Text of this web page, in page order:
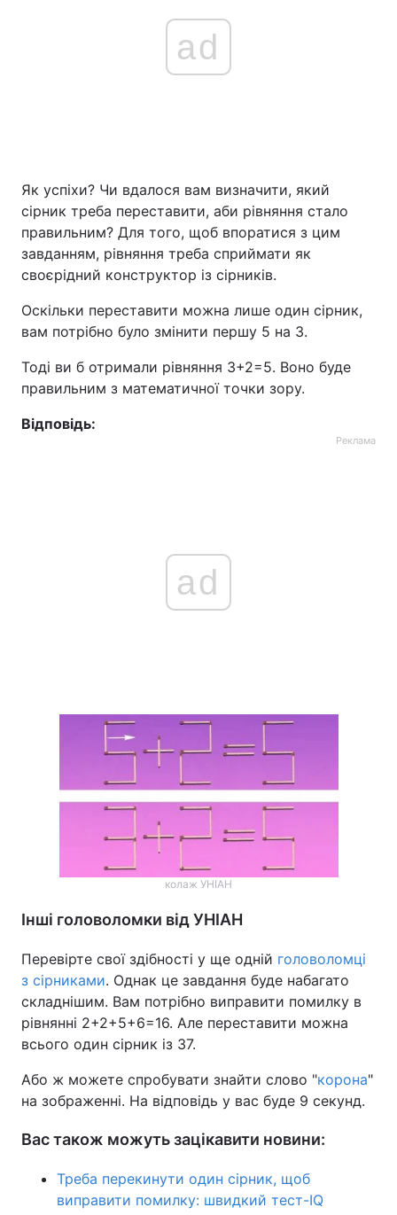
ad
Як успіхи? Чи вдалося вам визначити, який
сірник треба переставити, аби рівняння стало
правильним? Для того, щоб впоратися з цим
завданням, рівняння треба сприймати як
своєрідний конструктор із сірників.
Оскільки переставити можна лише один сірник,
вам потрібно було змінити першу 5 на 3.
Тоді ви б отримали рівняння 3+2=5. Воно буде
правильним з математичної точки зору.
Відповідь:
Реклама
ad
колаж УНІАН
Інші головоломки від УНІАН
Перевірте свої здібності у ще одній головоломці
з сірниками. Однак це завдання буде набагато
складнішим. Вам потрібно виправити помилку в
рівнянні 2+2+5+6=16. Але переставити можна
всього один сірник із 37.
Або ж можете спробувати знайти слово "корона"
на зображенні. На відповідь у вас буде 9 секунд.
Вас також можуть зацікавити новини:
Треба перекинути один сірник, щоб
виправити помилку: швидкий тест-IQ